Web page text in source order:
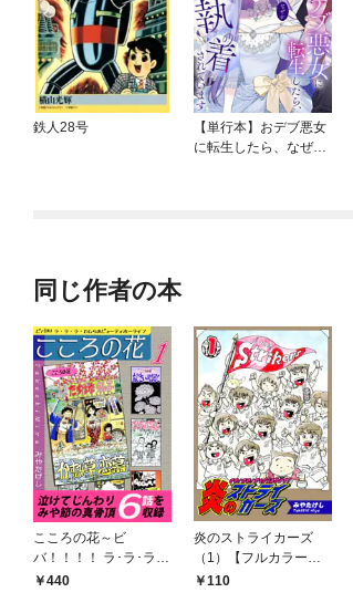
鉄人28号
【単行本】おデブ悪女
に転生したら、なぜか
同じ作者の本
こころの花～ビ
バ！！！！ ラ･ラ･ラ･
わしらのビューティホ
440
炎のストライカーズ
（1）【フルカラー：
第1話／第2話】
110